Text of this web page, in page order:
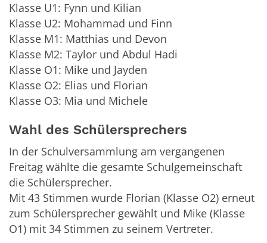
Klasse U1: Fynn und Kilian
Klasse U2: Mohammad und Finn
Klasse M1: Matthias und Devon
Klasse M2: Taylor und Abdul Hadi
Klasse O1: Mike und Jayden
Klasse O2: Elias und Florian
Klasse O3: Mia und Michele
Wahl des Schülersprechers
In der Schulversammlung am vergangenen
Freitag wählte die gesamte Schulgemeinschaft
die Schülersprecher.
Mit 43 Stimmen wurde Florian (Klasse O2) erneut
zum Schülersprecher gewählt und Mike (Klasse
O1) mit 34 Stimmen zu seinem Vertreter.